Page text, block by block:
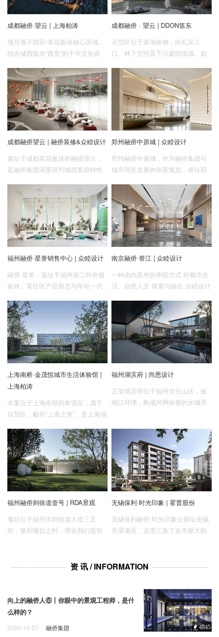
成都融侨·望云 | 上海柏涛
项目落子国宾-茶花板块核心区域，
结合城西版块“西贵”的千年文化底
大宅。
成都融侨 · 望云 | DDON笛东
示范区位于基地南侧，由礼宾入
口、林下空间及下沉庭院组成。如
验，利用下沉庭院的高差使景观的
感受更为多变与灵动，是此次设计
的重点。
成都融侨望云 | 融侨装修&众睦设计
落址于成都茶花板块的融侨望云，
是融侨集团深度研判城西客群特性
品，于天府文化景观轴上，构筑承
古袭今的高品质人居空间，实现“新
西贵”理念下隐奢闲逸的理想生活范
式。其云顶艺展中心与样板房的软
装设计由融侨装修联合众睦设计共
同打造。
郑州融侨中原城 | 众睦设计
郑州融侨中原城，作为融侨集团与
城市同步发展的创新规划，择址郑
与都市人文融合的美好生活人居。
项目临近千亩洞林周生态湿地、郑
州索河湿地公园、万山森林、荥阳
象棋公园等巨幅生态资源，致力打
造诗意栖居的理想生活臻境，焕新
升级城市居住名片，其营销中心的
软装设计由融侨装修联合众睦设计
担纲。
福州融侨·星誉销售中心 | 众睦设计
融侨·星誉，落址于福州南二环价值
板块。其住区产品形态与年轻一代
于打开品质生活的入口，呈现不同
以往的潮流、艺术、新兴生活，其
销售中心的软装由融侨装修联合众
睦设计共同打造。
南京融侨·誉江 | 众睦设计
一种由内及外的串联方式 对都市生
活、自然人文 探索与融合 众睦设计
上海南桥·金茂悦城市生活体验馆 |
上海柏涛
本案位于上海南部的奉贤区，属于
自贸区，毗邻“上海之鱼”，是上海湖
发，不远处就可以上沪金高速，地
理位置良好，交通便利。
福州湖滨府 | 尚恩设计
正荣湖滨府位于福州市仓山区，被
闽江环绕，构成河网纵横的水城景
逐水而居，一派宁和优美的城市印
福州融侨则徐道壹号 | RDA景观
项目位于福州市则徐道大道三叉
街，接到项目之时，摆在我们面前
场地内还在使用的电线杆，现状可
口，化劣为优。
无锡保利·时光印象 | 霍普股份
无锡保利融侨·时光印象位择址无锡
市梁溪区，这里汇集了全市最大的
站的快捷通道，中心区位优势得天
资 讯 / INFORMATION
向上的融侨人⑥丨你眼中的景观工程师，是什
么样的？
2020-10-27 融侨集团 4845